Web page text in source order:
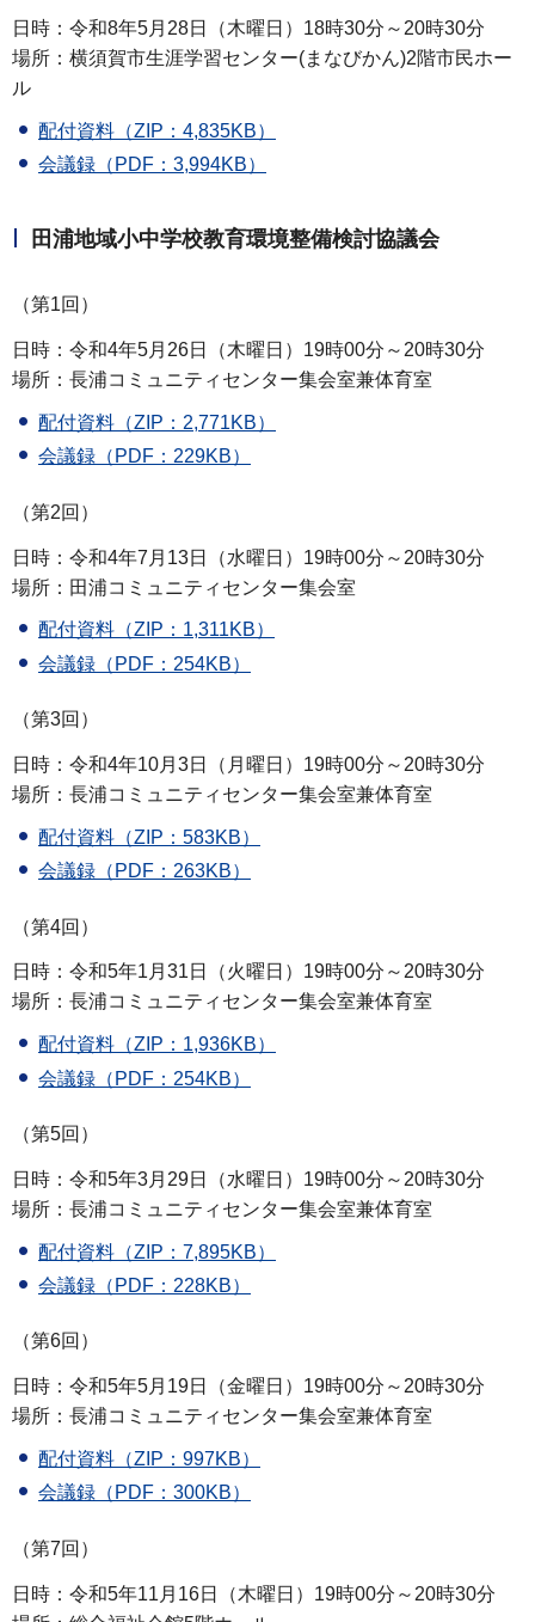
日時：令和8年5月28日（木曜日）18時30分～20時30分
場所：横須賀市生涯学習センター(まなびかん)2階市民ホー
ル
配付資料（ZIP：4,835KB）
会議録（PDF：3,994KB）
田浦地域小中学校教育環境整備検討協議会
（第1回）
日時：令和4年5月26日（木曜日）19時00分～20時30分
場所：長浦コミュニティセンター集会室兼体育室
配付資料（ZIP：2,771KB）
会議録（PDF：229KB）
（第2回）
日時：令和4年7月13日（水曜日）19時00分～20時30分
場所：田浦コミュニティセンター集会室
配付資料（ZIP：1,311KB）
会議録（PDF：254KB）
（第3回）
日時：令和4年10月3日（月曜日）19時00分～20時30分
場所：長浦コミュニティセンター集会室兼体育室
配付資料（ZIP：583KB）
会議録（PDF：263KB）
（第4回）
日時：令和5年1月31日（火曜日）19時00分～20時30分
場所：長浦コミュニティセンター集会室兼体育室
配付資料（ZIP：1,936KB）
会議録（PDF：254KB）
（第5回）
日時：令和5年3月29日（水曜日）19時00分～20時30分
場所：長浦コミュニティセンター集会室兼体育室
配付資料（ZIP：7,895KB）
会議録（PDF：228KB）
（第6回）
日時：令和5年5月19日（金曜日）19時00分～20時30分
場所：長浦コミュニティセンター集会室兼体育室
配付資料（ZIP：997KB）
会議録（PDF：300KB）
（第7回）
日時：令和5年11月16日（木曜日）19時00分～20時30分